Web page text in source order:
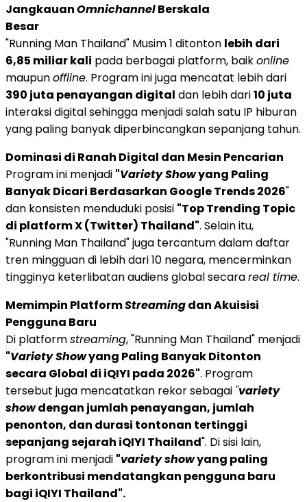
JangkauanOmnichannelBerskala
Besar
"Running Man Thailand" Musim 1 ditonton lebih dari
6,85 miliar kali pada berbagai platform, baikonline
maupunoffline. Program ini juga mencatat lebih dari
390 juta penayangan digital dan lebih dari10 juta
interaksi digital sehingga menjadi salah satu IP hiburan
yang paling banyak diperbincangkan sepanjang tahun.
Dominasi di Ranah Digital dan Mesin Pencarian
Program ini menjadi "Variety Showyang Paling
Banyak Dicari Berdasarkan Google Trends 2026"
dan konsisten menduduki posisi "Top Trending Topic
di platform X (Twitter) Thailand". Selain itu,
"Running Man Thailand" juga tercantum dalam daftar
tren mingguan di lebih dari 10 negara, mencerminkan
tingginya keterlibatan audiens global secarareal time.
Memimpin PlatformStreamingdan Akuisisi
Pengguna Baru
Di platformstreaming, "Running Man Thailand" menjadi
"Variety Showyang Paling Banyak Ditonton
secara Global di iQIYI pada 2026". Program
tersebut juga mencatatkan rekor sebagai "variety
showdengan jumlah penayangan, jumlah
penonton, dan durasi tontonan tertinggi
sepanjang sejarah iQIYI Thailand". Di sisi lain,
program ini menjadi "variety showyang paling
berkontribusi mendatangkan pengguna baru
bagi iQIYI Thailand".